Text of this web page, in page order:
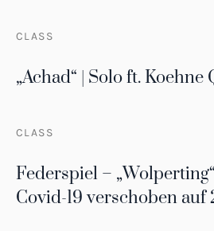
CLASS
„Achad“ | Solo ft. Koehne
CLASS
Federspiel –
Covid-19 verschoben auf